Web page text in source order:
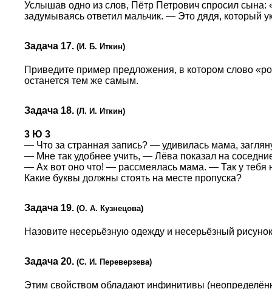
Услышав одно из слов, Пётр Петрович спросил
задумываясь ответил мальчик. — Это дядя, который
Задача 17. (И. Б. Иткин)
Приведите пример предложения, в котором слово
останется тем же самым.
Задача 18. (Л. И. Иткин)
3 Ю 3
— Что за странная запись? — удивилась мама,
— Мне так удобнее учить, — Лёва показал на
— Ах вот оно что! — рассмеялась мама. — Так у тебя
Какие буквы должны стоять на месте пропуска?
Задача 19. (О. А. Кузнецова)
Назовите несерьёзную одежду и несерьёзный
Задача 20. (С. И. Переверзева)
Этим свойством обладают инфинитивы